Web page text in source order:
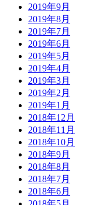
2019年9月
2019年8月
2019年7月
2019年6月
2019年5月
2019年4月
2019年3月
2019年2月
2019年1月
2018年12月
2018年11月
2018年10月
2018年9月
2018年8月
2018年7月
2018年6月